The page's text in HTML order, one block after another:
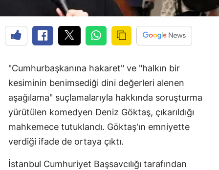
"Cumhurbaşkanına hakaret" ve "halkın bir
kesiminin benimsediği dini değerleri alenen
aşağılama" suçlamalarıyla hakkında soruşturma
yürütülen komedyen Deniz Göktaş, çıkarıldığı
mahkemece tutuklandı. Göktaş'ın emniyette
verdiği ifade de ortaya çıktı.
İstanbul Cumhuriyet Başsavcılığı tarafından